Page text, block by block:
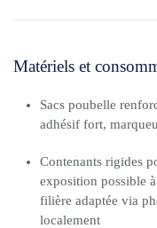
Matériels et
Sacs poubelle
adhésif fort,
Contenants rigides
exposition possible
filière adaptée via
localement